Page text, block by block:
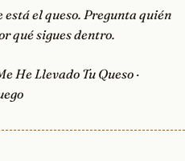
está el queso. Pregunta quién
qué sigues dentro.
He Llevado Tu Queso ·